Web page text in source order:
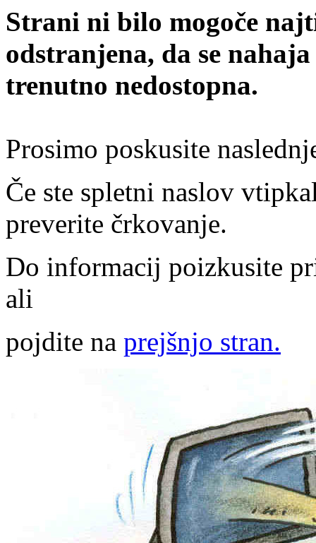
Strani ni bilo mogoče
odstranjena, da se
trenutno nedostopna.
Prosimo poskusite
Če ste spletni naslov
preverite črkovanje.
Do informacij poizkusite
ali
pojdite na prejšnjo stran.